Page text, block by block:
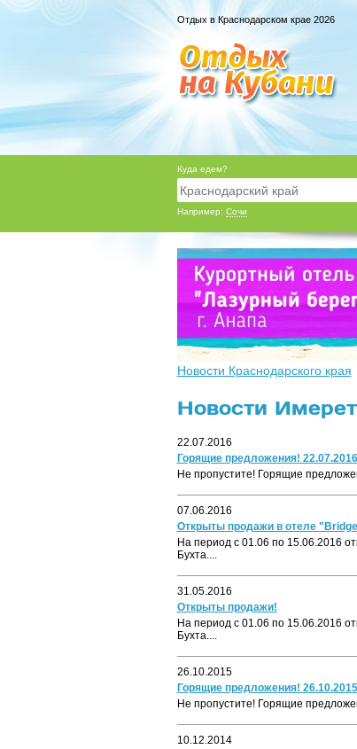
Отдых в Краснодарском крае 2026
Куда едем?
Например: Сочи
Новости Краснодарского края
Новости
22.07.2016
Горящие предложения! 22.07.2016
Не пропустите! Горящие
07.06.2016
Открыты продажи в отеле
На период с 01.06 по 15.06.2016
Бухта....
31.05.2016
Открыты продажи!
На период с 01.06 по 15.06.2016
Бухта....
26.10.2015
Горящие предложения! 26.10.2015
Не пропустите! Горящие
10.12.2014